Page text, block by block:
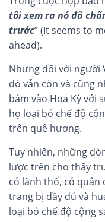
tôi xem ra nó đã
trước”(It seems to
ahead).
Nhưng đối với người
đó vẫn còn và cũng
bám vào Hoa Kỳ với
họ loại bỏ chế độ
trên quê hương.
Tuy nhiên, những
lược trên cho thấy
có lãnh thổ, có quân
trang bị đầy đủ và
loại bỏ chế độ cộng